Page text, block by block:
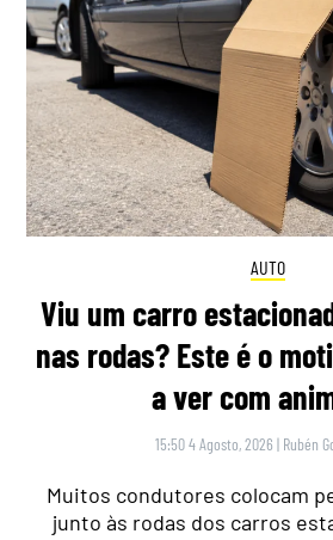
AUTO
Viu um carro
nas rodas? Este é o
a ver com
15:50 4 Agosto, 2026 | Rubén
Muitos condutores colocam
junto às rodas dos carros